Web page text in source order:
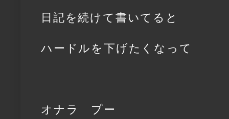
日記を続けて書いてると
ハードルを下げたくなって
オナラ プー